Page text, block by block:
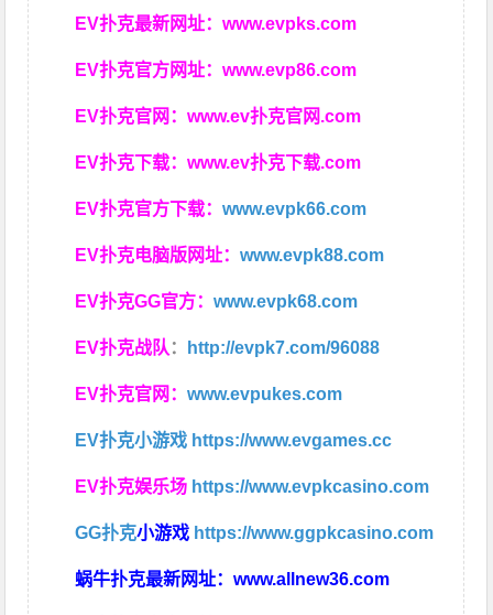
EV扑克最新网址：www.evpks.com
EV扑克官方网址：www.evp86.com
EV扑克官网：www.ev扑克官网.com
EV扑克下载：www.ev扑克下载.com
EV扑克官方下载：www.evpk66.com
EV扑克电脑版网址：www.evpk88.com
EV扑克GG官方：www.evpk68.com
EV扑克战队 ： http://evpk7.com/96088
EV扑克官网：www.evpukes.com
EV扑克小游戏 https://www.evgames.cc
EV扑克娱乐场 https://www.evpkcasino.com
GG扑克小游戏 https://www.ggpkcasino.com
蜗牛扑克最新网址：www.allnew36.com